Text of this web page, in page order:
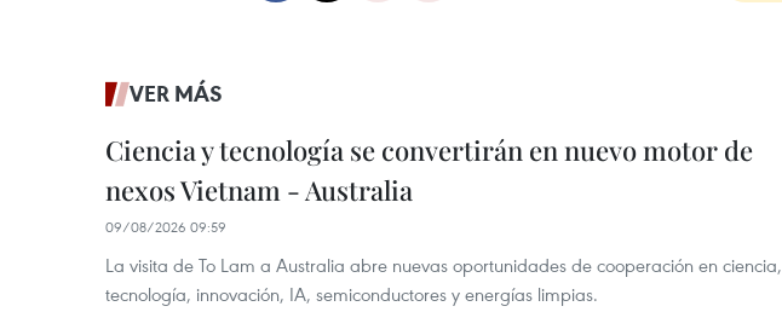
VER MÁS
Ciencia y tecnología se convertirán en nuevo motor de
nexos Vietnam - Australia
09/08/2026 09:59
La visita de To Lam a Australia abre nuevas oportunidades de cooperación en ciencia,
tecnología, innovación, IA, semiconductores y energías limpias.